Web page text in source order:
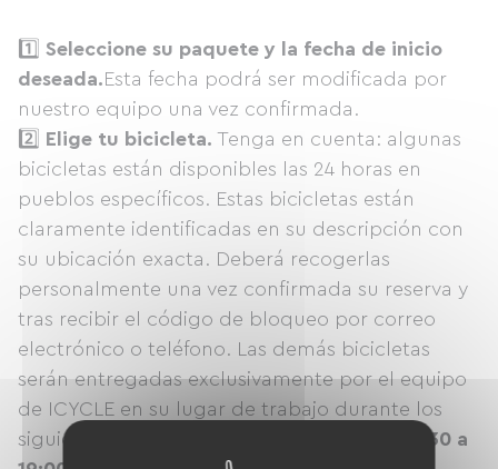
1️⃣ Seleccione su paquete y la fecha de inicio
deseada.Esta fecha podrá ser modificada por
nuestro equipo una vez confirmada.
2️⃣ Elige tu bicicleta. Tenga en cuenta: algunas
bicicletas están disponibles las 24 horas en
pueblos específicos. Estas bicicletas están
claramente identificadas en su descripción con
su ubicación exacta. Deberá recogerlas
personalmente una vez confirmada su reserva y
tras recibir el código de bloqueo por correo
electrónico o teléfono. Las demás bicicletas
serán entregadas exclusivamente por el equipo
de ICYCLE en su lugar de trabajo durante los
siguientes horarios:
De lunes a jueves de 16:30 a